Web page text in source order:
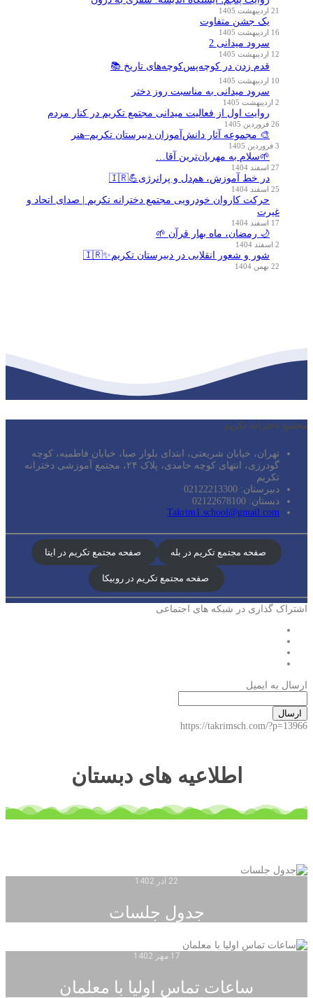
21 اردیبهشت 1405
یک جشن متفاوت
16 اردیبهشت 1405
سرود میدانی 2
12 اردیبهشت 1405
قدم زدن در کوچه‌پس‌کوچه‌های تاریخ 📚
10 اردیبهشت 1405
سرود میدانی به مناسبت روز دختر
2 اردیبهشت 1405
روایت اول از فعالیت میدانی مجتمع تکریم در کنار مردم
26 فروردین 1405
🎨 مجموعه آثار دانش‌آموزان دبیرستان تکریم–هنر
3 فروردین 1405
🌱سلام به مهربان‌ترین آقا…
27 اسفند 1404
در خط آموزش، هم‌دل و پرانرژی💪🇮🇷
25 اسفند 1404
حرکت کاروان خودرویی مجتمع دخترانه تکریم | صدای اتحاد و
غیرت
17 اسفند 1404
🌙 رمضان، ماه بهار قرآن 🌱
2 اسفند 1404
شور و شعور انقلابی در دبیرستان تکریم✨🇮🇷
22 بهمن 1404
مجتمع دخترانه تکریم
تهران، خیابان شریعتی، ابتدای بلوار صبا، خیابان فاطمیه، کوچه
گودرزی، انتهای کوچه حامدی، پلاک ۲۴، مجتمع آموزشی دخترانه
تکریم
دبیرستان: 02122213300
دبستان: 02122678100
Takrim1.school@gmail.com
صفحه مجتمع تکریم در بله صفحه مجتمع تکریم در ایتا
صفحه مجتمع تکریم در روبیکا
اشتراک گذاری در شبکه های اجتماعی
ارسال به ایمیل
ارسال
https://takrimsch.com/?p=13966
اطلاعیه های دبستان
22 آذر 1402
جدول جلسات
17 مهر 1402
ساعات تماس اولیا با معلمان